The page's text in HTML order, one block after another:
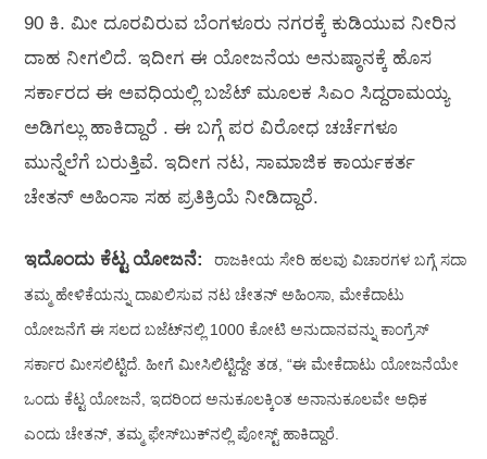
90 ಕಿ. ಮೀ ದೂರವಿರುವ ಬೆಂಗಳೂರು ನಗರಕ್ಕೆ ಕುಡಿಯುವ ನೀರಿನ
ದಾಹ ನೀಗಲಿದೆ. ಇದೀಗ ಈ ಯೋಜನೆಯ ಅನುಷ್ಠಾನಕ್ಕೆ ಹೊಸ
ಸರ್ಕಾರದ ಈ ಅವಧಿಯಲ್ಲಿ ಬಜೆಟ್‌ ಮೂಲಕ ಸಿಎಂ ಸಿದ್ದರಾಮಯ್ಯ
ಅಡಿಗಲ್ಲು ಹಾಕಿದ್ದಾರೆ . ಈ ಬಗ್ಗೆ ಪರ ವಿರೋಧ ಚರ್ಚೆಗಳೂ
ಮುನ್ನೆಲೆಗೆ ಬರುತ್ತಿವೆ. ಇದೀಗ ನಟ, ಸಾಮಾಜಿಕ ಕಾರ್ಯಕರ್ತ
ಚೇತನ್‌ ಅಹಿಂಸಾ ಸಹ ಪ್ರತಿಕ್ರಿಯೆ ನೀಡಿದ್ದಾರೆ.
ಇದೊಂದು ಕೆಟ್ಟ ಯೋಜನೆ: ರಾಜಕೀಯ ಸೇರಿ ಹಲವು ವಿಚಾರಗಳ ಬಗ್ಗೆ ಸದಾ
ತಮ್ಮ ಹೇಳಿಕೆಯನ್ನು ದಾಖಲಿಸುವ ನಟ ಚೇತನ್‌ ಅಹಿಂಸಾ, ಮೇಕೆದಾಟು
ಯೋಜನೆಗೆ ಈ ಸಲದ ಬಜೆಟ್‌ನಲ್ಲಿ 1000 ಕೋಟಿ ಅನುದಾನವನ್ನು ಕಾಂಗ್ರೆಸ್‌
ಸರ್ಕಾರ ಮೀಸಲಿಟ್ಟಿದೆ. ಹೀಗೆ ಮೀಸಿಲಿಟ್ಟಿದ್ದೇ ತಡ, “ಈ ಮೇಕೆದಾಟು ಯೋಜನೆಯೇ
ಒಂದು ಕೆಟ್ಟ ಯೋಜನೆ, ಇದರಿಂದ ಅನುಕೂಲಕ್ಕಿಂತ ಅನಾನುಕೂಲವೇ ಅಧಿಕ
ಎಂದು ಚೇತನ್‌, ತಮ್ಮ ಫೇಸ್‌ಬುಕ್‌ನಲ್ಲಿ ಪೋಸ್ಟ್‌ ಹಾಕಿದ್ದಾರೆ.